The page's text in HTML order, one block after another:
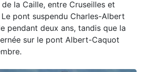
la Caille, entre Cruseilles et
pont suspendu Charles-Albert
pendant deux ans, tandis que la
sur le pont Albert-Caquot